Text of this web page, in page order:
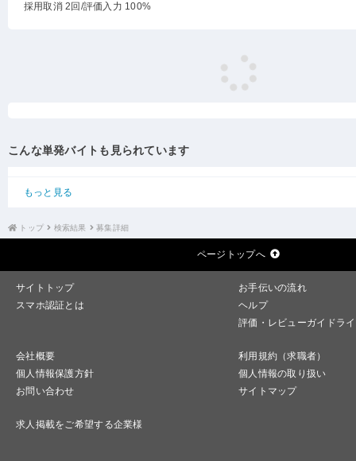
採用取消 2回 /評価入力 100%
こんな単発バイトも見られています
もっと見る
トップ 検索結果 募集詳細
ページトップへ
サイトトップ
お手伝いの流れ
スマホ認証とは
ヘルプ
評価・レビューガイドラ
会社概要
利用規約（求職者）
個人情報保護方針
個人情報の取り扱い
お問い合わせ
サイトマップ
求人掲載をご希望する企業様